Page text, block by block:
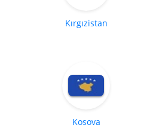
Kırgızistan
Kosova